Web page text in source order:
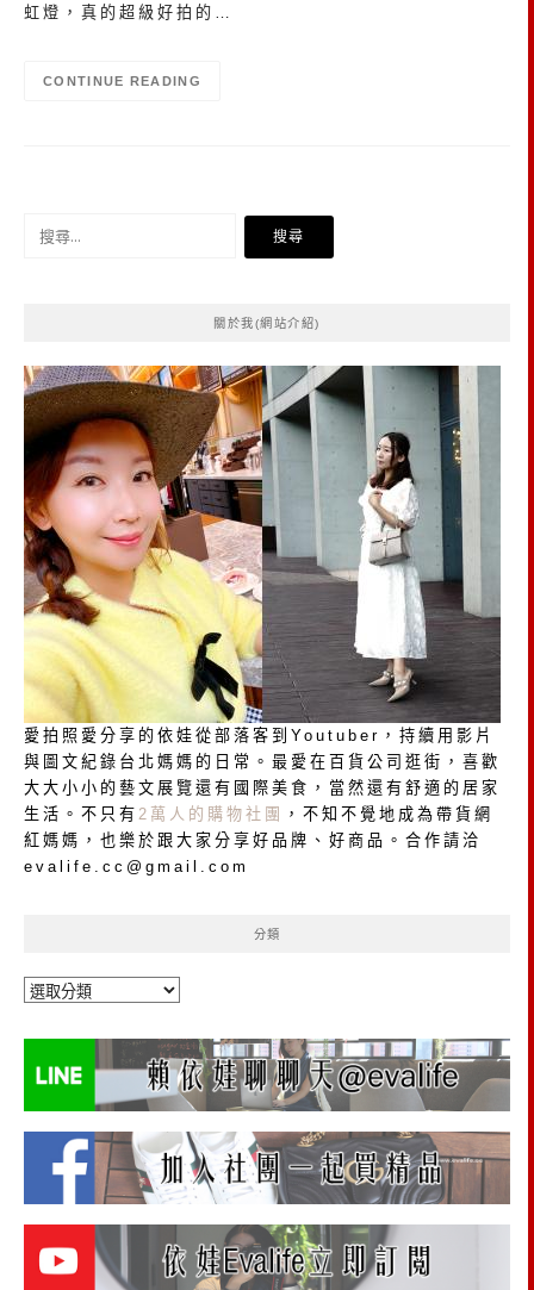
虹燈，真的超級好拍的…
CONTINUE READING
關於我(網站介紹)
愛拍照愛分享的依娃從部落客到Youtuber，持續用影片
與圖文紀錄台北媽媽的日常。最愛在百貨公司逛街，喜歡
大大小小的藝文展覽還有國際美食，當然還有舒適的居家
生活。不只有 2萬人的購物社團
，不知不覺地成為帶貨網
紅媽媽，也樂於跟大家分享好品牌、好商品。合作請洽
evalife.cc@gmail.com
分類
分